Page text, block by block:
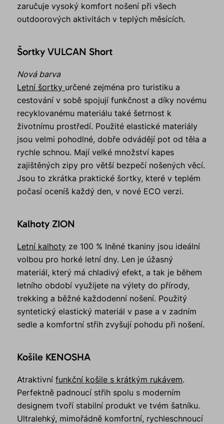
zaručuje vysoký komfort nošení při všech
outdoorových aktivitách v teplých měsících.
Šortky VULCAN Short
Nová barva
Letní šortky určené zejména pro turistiku a
cestování v sobě spojují funkčnost a díky novému
recyklovanému materiálu také šetrnost k
životnímu prostředí. Použité elastické materiály
jsou velmi pohodlné, dobře odvádějí pot od těla a
rychle schnou. Mají velké množství kapes
zajištěných zipy pro větší bezpečí nošených věcí.
Jsou to zkrátka praktické šortky, které v teplém
počasí oceníš každý den, v nové ECO verzi.
Kalhoty ZION
Letní kalhoty ze 100 % lněné tkaniny jsou ideální
volbou pro horké letní dny. Len je úžasný
materiál, který má chladivý efekt, a tak je během
letního období využijete na výlety do přírody,
trekking a běžné každodenní nošení. Použitý
syntetický elastický materiál v pase a v zadním
sedle a komfortní střih zvyšují pohodu při nošení.
Košile KENOSHA
Atraktivnífunkční košile s krátkým rukávem.
Perfektně padnoucí střih spolu s moderním
designem tvoří stabilní produkt ve tvém šatníku.
Ultralehký, mimořádně komfortní, rychleschnoucí